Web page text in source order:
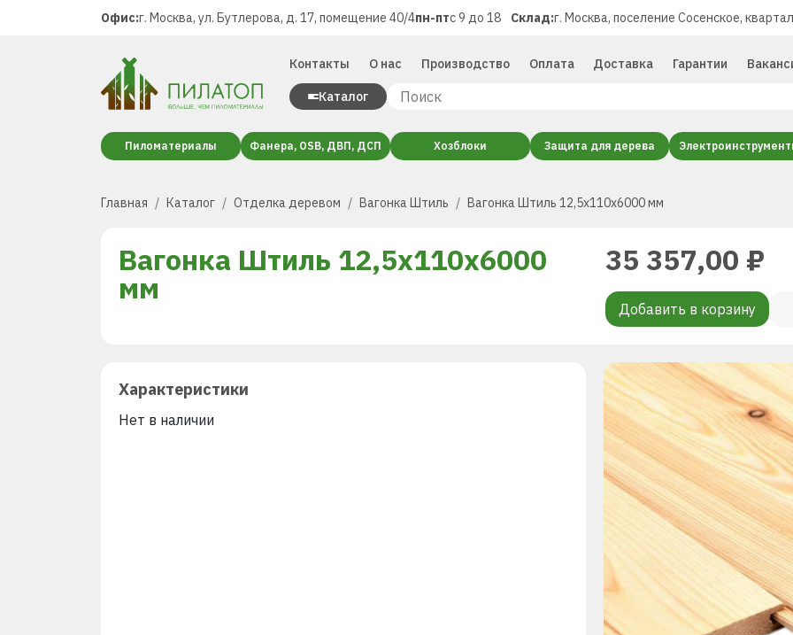
Офис:г. Москва, ул. Бутлерова, д. 17, помещение 40/4пн-птс 9 до 18 Склад:г. Москва, поселение Сосенское,
Контакты О нас Производство Оплата Доставка Гарантии
Каталог
Пиломатериалы Фанера, OSB, ДВП, ДСП Хозблоки Защита для дерева
Главная Каталог Отделка деревом Вагонка Штиль Вагонка Штиль 12,5х110х6000 мм
Вагонка Штиль 12,5х110х6000
мм
35 357,00 ₽
Добавить в корзину
Характеристики
Нет в наличии